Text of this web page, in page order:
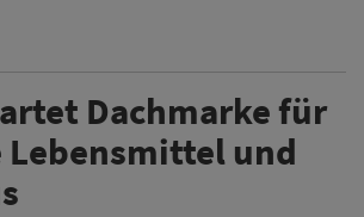
Dachmarke für
Lebensmittel und